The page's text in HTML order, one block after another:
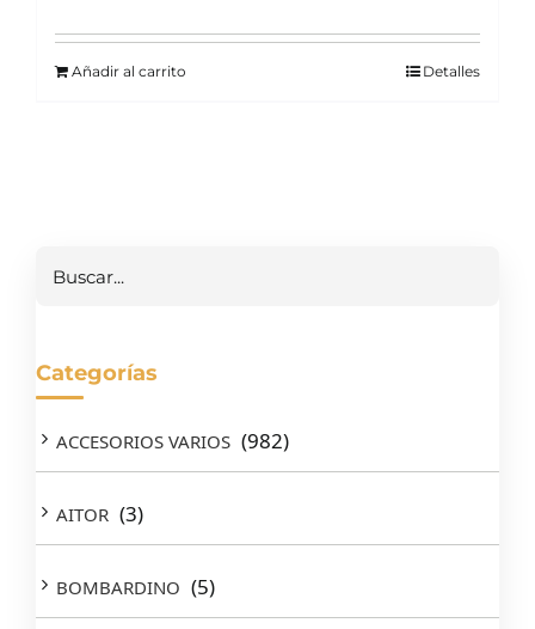
Añadir al carrito Detalles
Categorías
ACCESORIOS VARIOS (982)
AITOR (3)
BOMBARDINO (5)